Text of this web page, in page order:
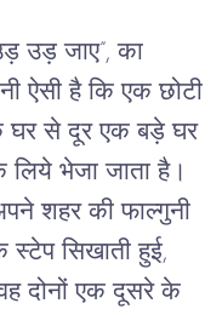
उड़ जाए”, का
ऐसी है कि एक छोटी
घर से दूर एक बड़े घर
भेजा जाता है।
शहर की फाल्गुनी
सिखाती हुई,
दोनों एक दूसरे के